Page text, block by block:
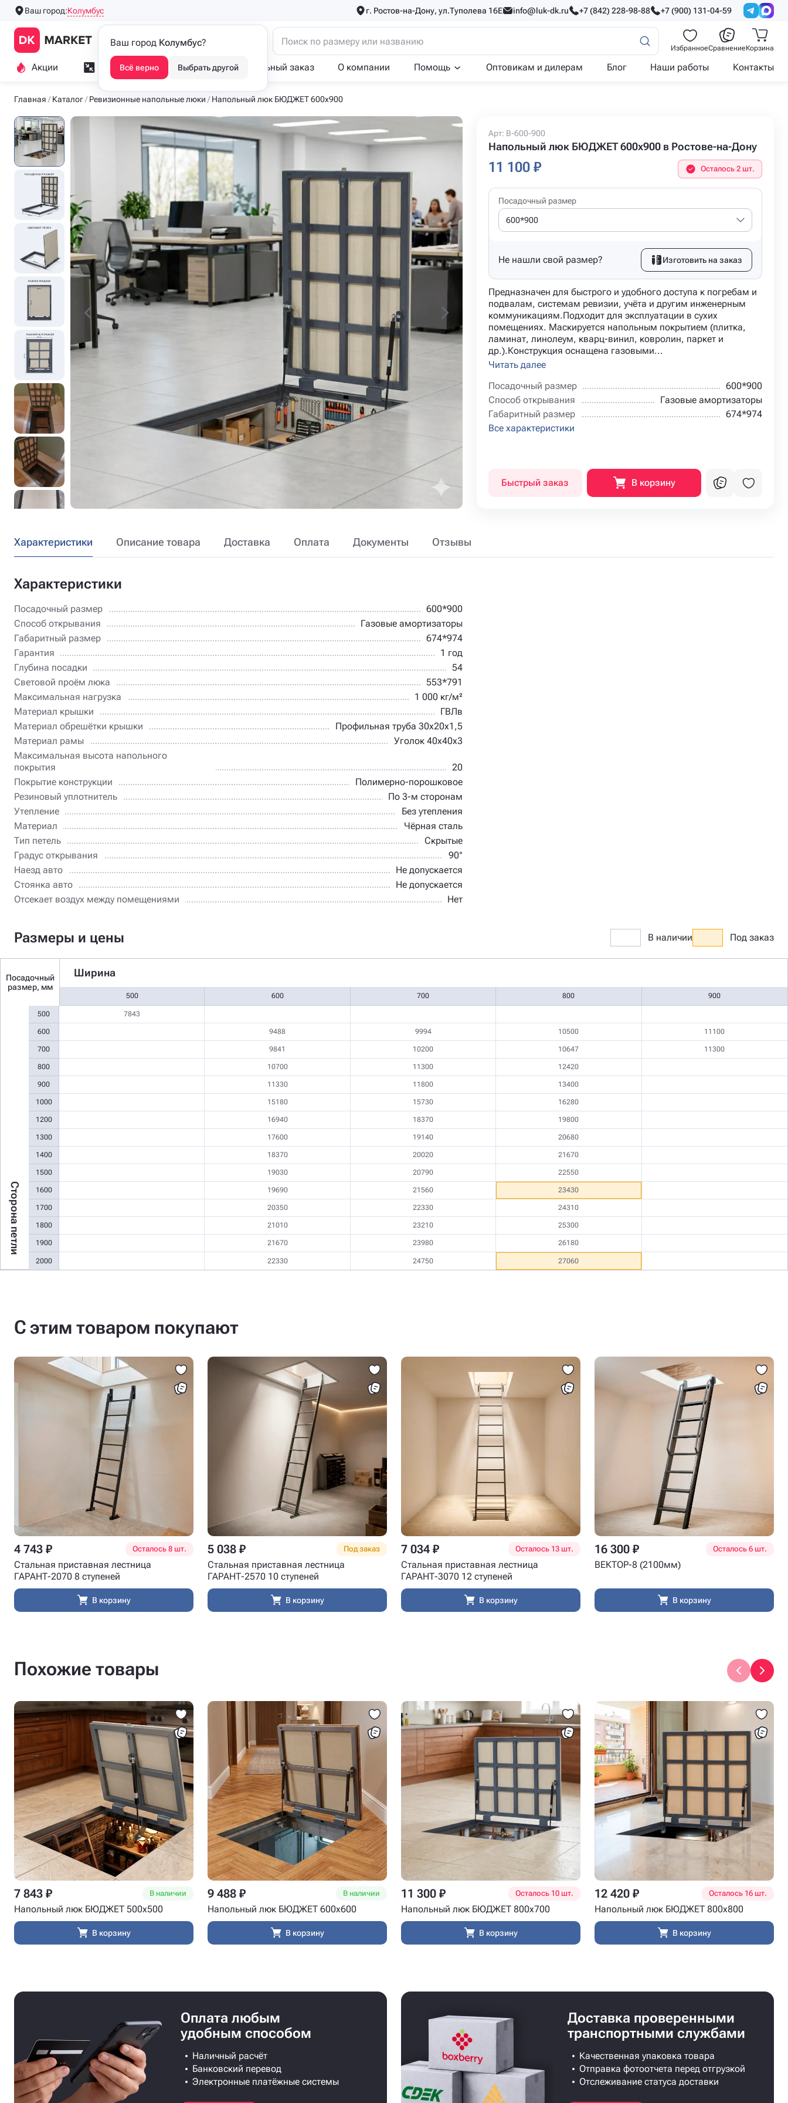
Ваш город:Колумбус г. Ростов-на-Дону, ул.Туполева 16Е info@luk-dk.ru +7 (842) 228-98-88 +7 (900) 131-04-59
люки с 2016 года
ИзбранноеСравнениеКорзина
Акции Замер и монтаж Индивидуальный заказ О компании Помощь Оптовикам и дилерам Блог Наши работы Контакты
Главная Каталог Ревизионные напольные люки Напольный люк БЮДЖЕТ 600x900
Арт: B-600-900
Напольный люк БЮДЖЕТ 600x900 в Ростове-на-Дону
11 100 ₽ Осталось 2 шт.
Посадочный размер
600*900
Не нашли свой размер? Изготовить на заказ
Предназначен для быстрого и удобного доступа к погребам и
подвалам, системам ревизии, учёта и другим инженерным
коммуникациям.Подходит для эксплуатации в сухих
помещениях. Маскируется напольным покрытием (плитка,
ламинат, линолеум, кварц-винил, ковролин, паркет и
др.).Конструкция оснащена газовыми...
Читать далее
Посадочный размер
600*900
Способ открывания
Газовые амортизаторы
Габаритный размер
674*974
Все характеристики
Быстрый заказ В корзину
Характеристики Описание товара Доставка Оплата Документы Отзывы
Характеристики
Посадочный размер
600*900
Способ открывания
Газовые амортизаторы
Габаритный размер
674*974
Гарантия
1 год
Глубина посадки
54
Световой проём люка
553*791
Максимальная нагрузка
1 000 кг/м²
Материал крышки
ГВЛв
Материал обрешётки крышки
Профильная труба 30х20х1,5
Материал рамы
Уголок 40х40х3
Максимальная высота напольного
покрытия
20
Покрытие конструкции
Полимерно-порошковое
Резиновый уплотнитель
По 3-м сторонам
Утепление
Без утепления
Материал
Чёрная сталь
Тип петель
Скрытые
Градус открывания
90°
Наезд авто
Не допускается
Стоянка авто
Не допускается
Отсекает воздух между помещениями
Нет
Размеры и цены В наличии Под заказ
Посадочный
размер, мм
Ширина
500 600 700 800 900
Сторона петли
500
600
700
800
900
1000
1200
1300
1400
1500
1600
1700
1800
1900
2000
7843
9488 9994 10500 11100
9841 10200 10647 11300
10700 11300 12420
11330 11800 13400
15180 15730 16280
16940 18370 19800
17600 19140 20680
18370 20020 21670
19030 20790 22550
19690 21560 23430
20350 22330 24310
21010 23210 25300
21670 23980 26180
22330 24750 27060
С этим товаром покупают
4 743 ₽ Осталось 8 шт.
Стальная приставная лестница
ГАРАНТ-2070 8 ступеней
В корзину
5 038 ₽ Под заказ
Стальная приставная лестница
ГАРАНТ-2570 10 ступеней
В корзину
7 034 ₽ Осталось 13 шт.
Стальная приставная лестница
ГАРАНТ-3070 12 ступеней
В корзину
16 300 ₽ Осталось 6 шт.
ВЕКТОР-8 (2100мм)
В корзину
Похожие товары
7 843 ₽ В наличии
Напольный люк БЮДЖЕТ 500x500
В корзину
9 488 ₽ В наличии
Напольный люк БЮДЖЕТ 600x600
В корзину
11 300 ₽ Осталось 10 шт.
Напольный люк БЮДЖЕТ 800x700
В корзину
12 420 ₽ Осталось 16 шт.
Напольный люк БЮДЖЕТ 800x800
В корзину
Оплата любым
удобным способом
Наличный расчёт
Банковский перевод
Электронные платёжные системы
Доставка проверенными
транспортными службами
Качественная упаковка товара
Отправка фотоотчета перед отгрузкой
Отслеживание статуса доставки
Ваш город Колумбус?
Всё верно Выбрать другой